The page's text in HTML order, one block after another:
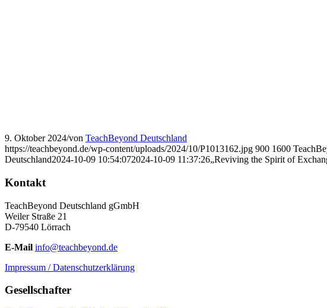
9. Oktober 2024/von TeachBeyond Deutschland
https://teachbeyond.de/wp-content/uploads/2024/10/P1013162.jpg 900 1600
Deutschland2024-10-09 10:54:072024-10-09 11:37:26„Reviving the Spirit of
Kontakt
TeachBeyond Deutschland gGmbH
Weiler Straße 21
D-79540 Lörrach
E-Mail info@teachbeyond.de
Impressum / Datenschutzerklärung
Gesellschafter